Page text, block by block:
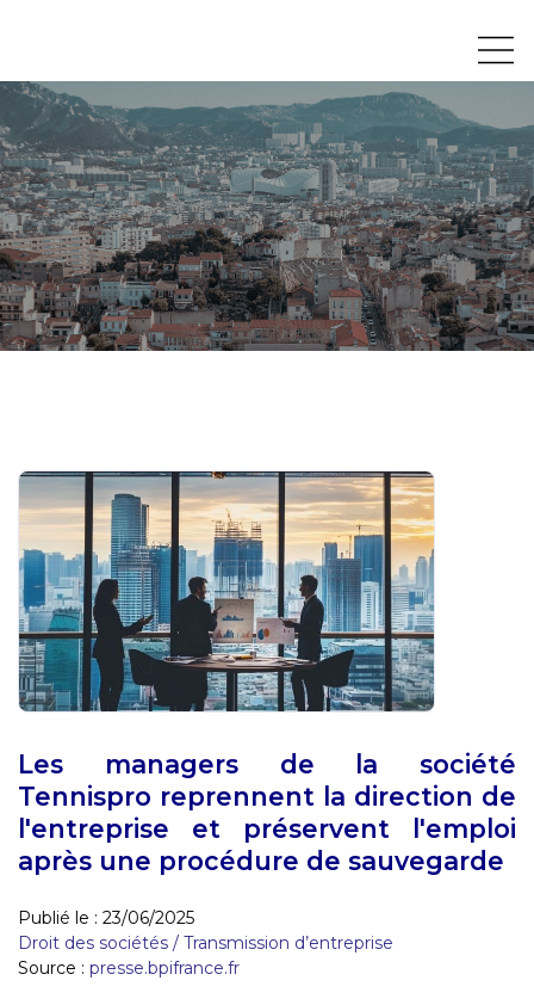
Les managers de la société
Tennispro reprennent la direction de
l'entreprise et préservent l'emploi
après une procédure de sauvegarde
Publié le : 23/06/2025
Droit des sociétés / Transmission d’entreprise
Source : presse.bpifrance.fr